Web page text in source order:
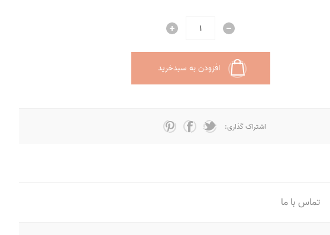
افزودن به سبدخرید
اشتراک گذاری:
تماس با ما